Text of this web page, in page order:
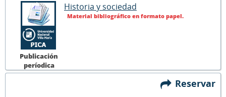
Publicación
períodica
Historia y sociedad
Material bibliográfico en formato papel.
Reservar